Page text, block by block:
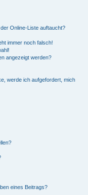
Online-Liste auftaucht?
immer noch falsch!
angezeigt werden?
werde ich aufgefordert, mich
eines Beitrags?